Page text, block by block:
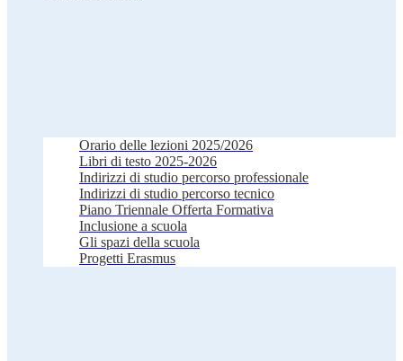
Orario delle lezioni 2025/2026
Libri di testo 2025-2026
Indirizzi di studio percorso professionale
Indirizzi di studio percorso tecnico
Piano Triennale Offerta Formativa
Inclusione a scuola
Gli spazi della scuola
Progetti Erasmus